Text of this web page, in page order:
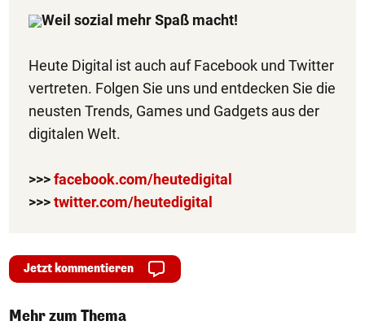
Weil sozial mehr Spaß macht!
Heute Digital ist auch auf Facebook und Twitter
vertreten. Folgen Sie uns und entdecken Sie die
neusten Trends, Games und Gadgets aus der
digitalen Welt.
>>>facebook.com/heutedigital
>>>twitter.com/heutedigital
Jetzt kommentieren
Mehr zum Thema